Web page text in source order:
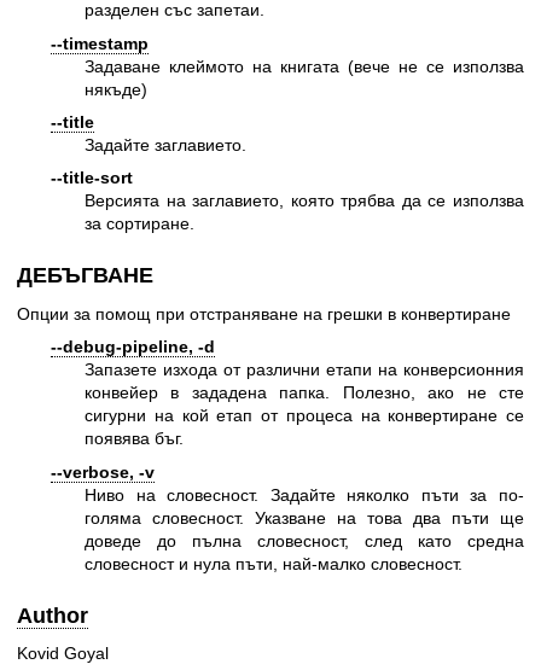
разделен със запетаи.
--timestamp
Задаване клеймото на книгата (вече не се използва
някъде)
--title
Задайте заглавието.
--title-sort
Версията на заглавието, която трябва да се използва
за сортиране.
ДЕБЪГВАНЕ
Опции за помощ при отстраняване на грешки в конвертиране
--debug-pipeline, -d
Запазете изхода от различни етапи на конверсионния
конвейер в зададена папка. Полезно, ако не сте
сигурни на кой етап от процеса на конвертиране се
появява бъг.
--verbose, -v
Ниво на словесност. Задайте няколко пъти за по-
голяма словесност. Указване на това два пъти ще
доведе до пълна словесност, след като средна
словесност и нула пъти, най-малко словесност.
Author
Kovid Goyal